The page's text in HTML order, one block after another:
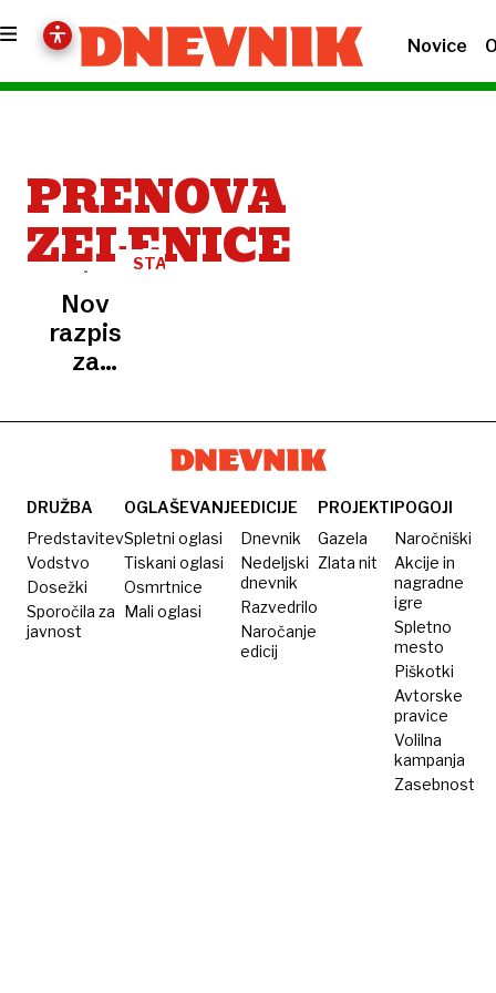
Novice
PRENOVA
ZELENICE
STADION
Nov
razpis
za
stoženske
DRUŽBA
Predstavitev
Vodstvo
Dosežki
Sporočila za
javnost
OGLAŠEVANJE
Spletni oglasi
Tiskani oglasi
Osmrtnice
Mali oglasi
EDICIJE
Dnevnik
Nedeljski
dnevnik
Razvedrilo
Naročanje
edicij
PROJEKTI
Gazela
Zlata nit
POGOJI
Naročniški
Akcije in
nagradne
igre
Spletno
mesto
Piškotki
Avtorske
pravice
Volilna
kampanja
Zasebnost